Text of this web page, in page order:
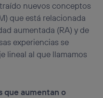
nuevos conceptos
que está relacionada
aumentada (RA) y de
experiencias se
lineal al que llamamos
que aumentan o